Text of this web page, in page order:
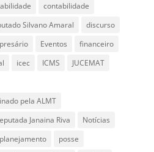
contabilidade
Silvano Amaral
discurso
Eventos
financeiro
icec ICMS
JUCEMAT
pela ALMT
Janaina Riva
Notícias
planejamento
posse